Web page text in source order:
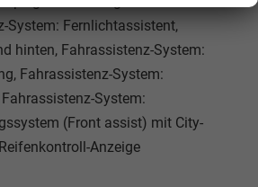
System: Fernlichtassistent,
hinten, Fahrassistenz-System:
Fahrassistenz-System:
System:
(Front assist) mit City-
Anzeige